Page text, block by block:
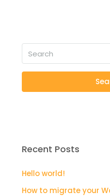
Recent Posts
Hello world!
How to migrate your